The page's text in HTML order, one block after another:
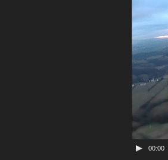
o
P
a
e
r
00:00